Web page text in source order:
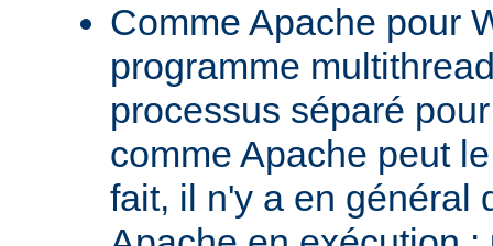
Comme Apache pour
programme
processus séparé
comme Apache peut
fait, il n'y a en général